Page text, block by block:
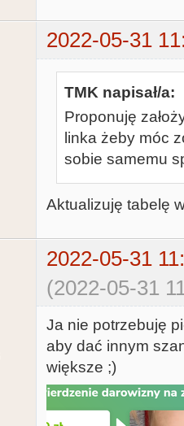
2022-05-31
TMK napisał/a:
Proponuję
linka żeby móc
sobie samemu
Aktualizuję tabelę
2022-05-31
(2022-05-31
Ja nie potrzebuję
aby dać innym
większe ;)